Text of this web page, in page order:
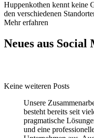
Huppenkothen kennt keine
den verschiedenen
Mehr erfahren
Neues aus Social
Keine weiteren Posts
Unsere
besteht bereits seit
pragmatische
und eine